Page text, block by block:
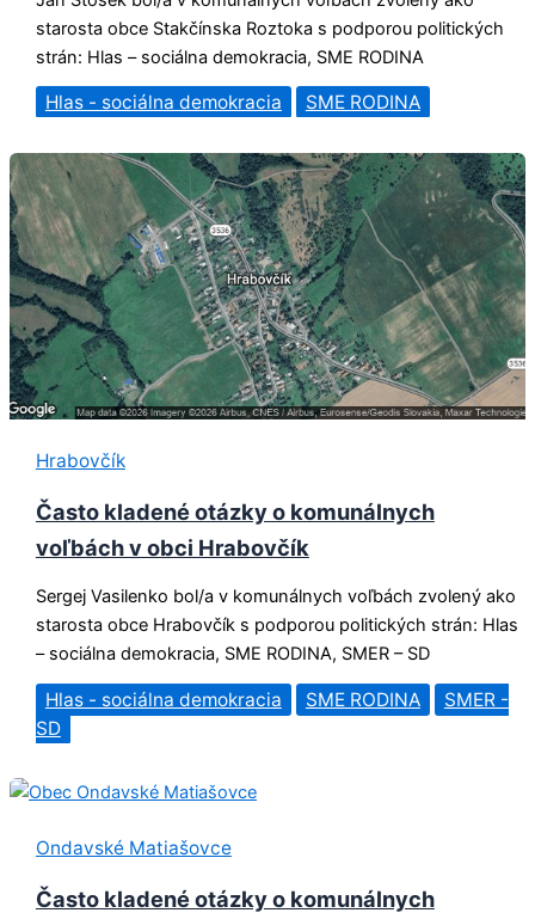
starosta obce Stakčínska Roztoka s podporou politických
strán: Hlas – sociálna demokracia, SME RODINA
Hlas - sociálna demokracia SME RODINA
Hrabovčík
Často kladené otázky o komunálnych
voľbách v obci Hrabovčík
Sergej Vasilenko bol/a v komunálnych voľbách zvolený ako
starosta obce Hrabovčík s podporou politických strán: Hlas
– sociálna demokracia, SME RODINA, SMER – SD
Hlas - sociálna demokracia SME RODINA
SMER -
SD
Ondavské Matiašovce
Často kladené otázky o komunálnych